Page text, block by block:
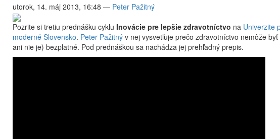
utorok, 14. máj 2013, 16:48 — Peter Pažitný
Pozrite si tretiu prednášku cyklu Inovácie pre lepšie zdravotníctvo na Univerzite
moderné Slovensko. Peter Pažitnýv nej vysvetľuje prečo zdravotníctvo nemôže byť
ani nie je) bezplatné. Pod prednáškou sa nachádza jej prehľadný prepis.